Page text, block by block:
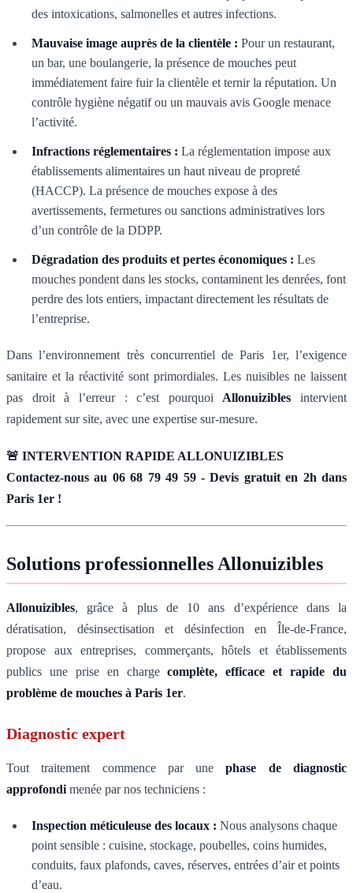
des intoxications, salmonelles et autres infections.
Mauvaise image auprès de la clientèle : Pour un restaurant,
un bar, une boulangerie, la présence de mouches peut
immédiatement faire fuir la clientèle et ternir la réputation. Un
contrôle hygiène négatif ou un mauvais avis Google menace
l’activité.
Infractions réglementaires : La réglementation impose aux
établissements alimentaires un haut niveau de propreté
(HACCP). La présence de mouches expose à des
avertissements, fermetures ou sanctions administratives lors
d’un contrôle de la DDPP.
Dégradation des produits et pertes économiques : Les
mouches pondent dans les stocks, contaminent les denrées, font
perdre des lots entiers, impactant directement les résultats de
l’entreprise.
Dans l’environnement très concurrentiel de Paris 1er, l’exigence
sanitaire et la réactivité sont primordiales. Les nuisibles ne laissent
pas droit à l’erreur : c’est pourquoi Allonuizibles intervient
rapidement sur site, avec une expertise sur-mesure.
🚨 INTERVENTION RAPIDE ALLONUIZIBLES
Contactez-nous au 06 68 79 49 59 - Devis gratuit en 2h dans
Paris 1er !
Solutions professionnelles Allonuizibles
Allonuizibles, grâce à plus de 10 ans d’expérience dans la
dératisation, désinsectisation et désinfection en Île-de-France,
propose aux entreprises, commerçants, hôtels et établissements
publics une prise en chargecomplète, efficace et rapide du
problème de mouches à Paris 1er.
Diagnostic expert
Tout traitement commence par unephase de diagnostic
approfondi menée par nos techniciens :
Inspection méticuleuse des locaux : Nous analysons chaque
point sensible : cuisine, stockage, poubelles, coins humides,
conduits, faux plafonds, caves, réserves, entrées d’air et points
d’eau.